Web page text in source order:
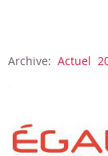
Archive: Actuel